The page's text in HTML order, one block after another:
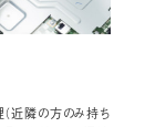
近隣の方のみ持ち